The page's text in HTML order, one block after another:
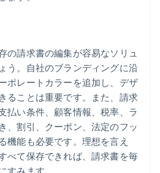
の請求書の編集が容易なソリュ
う。自社のブランディングに沿
ポレートカラーを追加し、デザ
ることは重要です。また、請求
払い条件、顧客情報、税率、ラ
、割引、クーポン、法定のフッ
機能も必要です。理想を言え
べて保存できれば、請求書を毎
すみます。